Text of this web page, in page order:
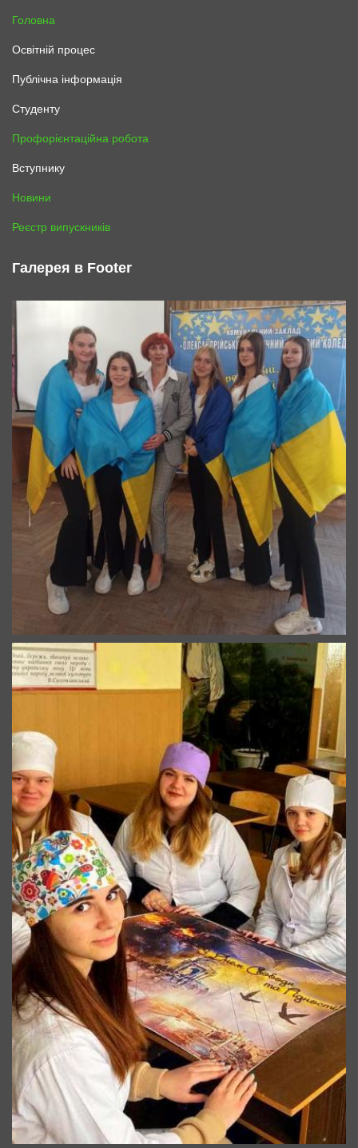
Головна
Освітній процес
Публічна інформація
Студенту
Профорієнтаційна робота
Вступнику
Новини
Реєстр випускників
Галерея в Footer